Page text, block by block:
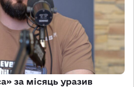
за місяць уразив